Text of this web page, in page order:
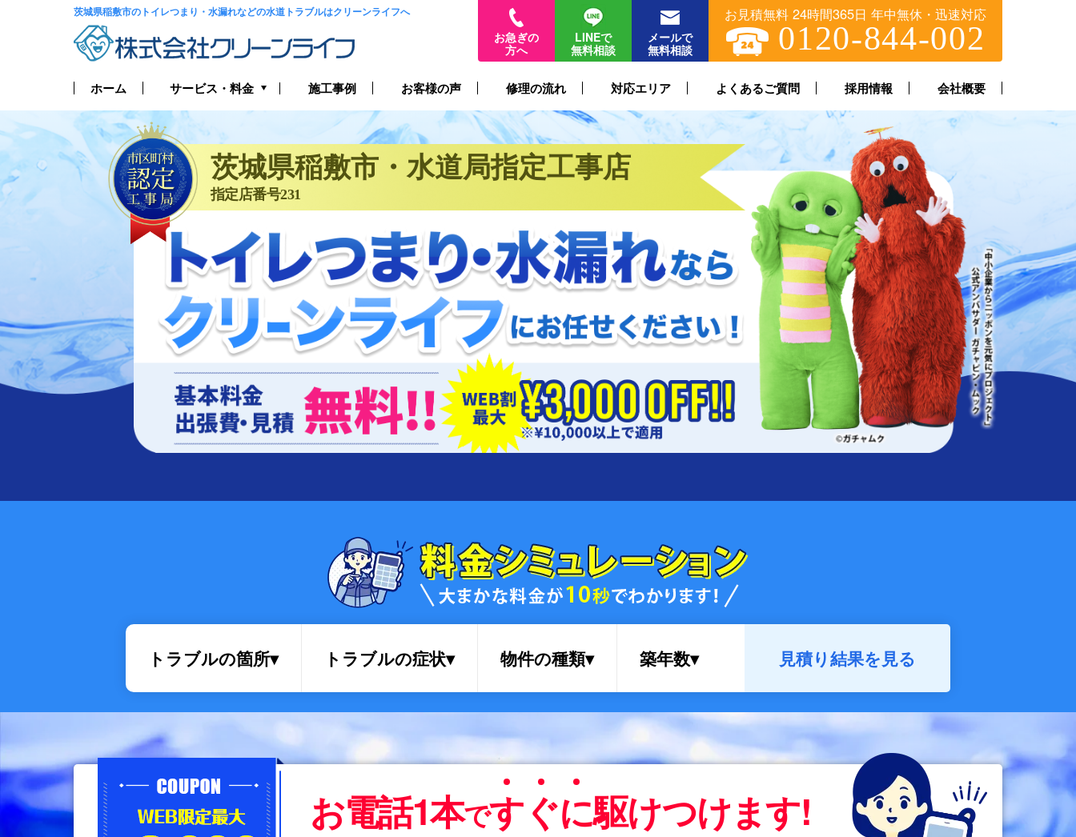
茨城県稲敷市のトイレつまり・水漏れなどの水道トラブルはクリーンライフへ
お急ぎの
方へ
LINEで
無料相談
メールで
無料相談
お見積無料 24時間365日 年中無休・迅速対応
0120-844-002
ホーム サービス・料金
トイレつまり・水漏れ
お風呂つまり・水漏れ
キッチンつまり・水漏れ
洗面所つまり・水漏れ
給湯器の修理・交換
排水管つまり・水漏れ
水道管つまり・水漏れ
施工事例 お客様の声 修理の流れ 対応エリア よくあるご質問 採用情報 会社概要
茨城県稲敷市・水道局指定工事店
指定店番号231
トラブルの箇所▾ トラブルの症状▾ 物件の種類▾ 築年数▾ 見積り結果を見る
お電話1本ですぐに駆けつけます!